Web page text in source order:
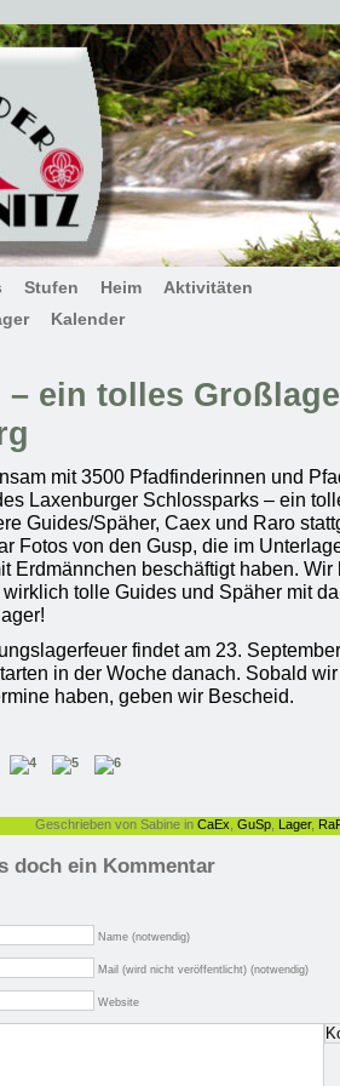
Stufen Heim
Aktivitäten
Kalender
– ein tolles
mit 3500 Pfadfinderinnen und
Laxenburger Schlossparks – ein
Guides/Späher, Caex und Raro
Fotos von den Gusp, die im
Erdmännchen beschäftigt haben.
tolle Guides und Späher mit
findet am 23.
in der Woche danach. Sobald
haben, geben wir Bescheid.
Geschrieben von Sabine in CaEx GuSp Lager,
doch ein Kommentar
Name (notwendig)
Mail (wird nicht veröffentlicht) (notwendig)
Website